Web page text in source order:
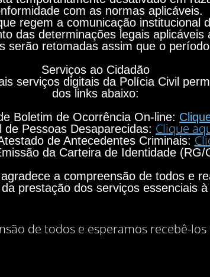
com as normas aplicáveis.
regem a comunicação institucional
das determinações legais aplicáveis
serão retomadas assim que o
Serviços ao Cidadão
serviços digitais da Polícia Civil
dos links abaixo:
Boletim de Ocorrência On-line:
de Pessoas Desaparecidas: Clique
de Antecedentes Criminais:
da Carteira de Identidade (RG/
a compreensão de todos e
prestação dos serviços essenciais
de todos e esperamos recebê-